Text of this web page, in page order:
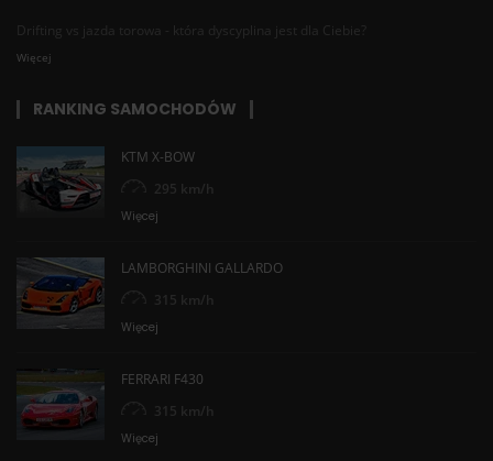
Drifting vs jazda torowa - która dyscyplina jest dla Ciebie?
Więcej
RANKING SAMOCHODÓW
KTM X-BOW
295 km/h
Więcej
LAMBORGHINI GALLARDO
315 km/h
Więcej
FERRARI F430
315 km/h
Więcej